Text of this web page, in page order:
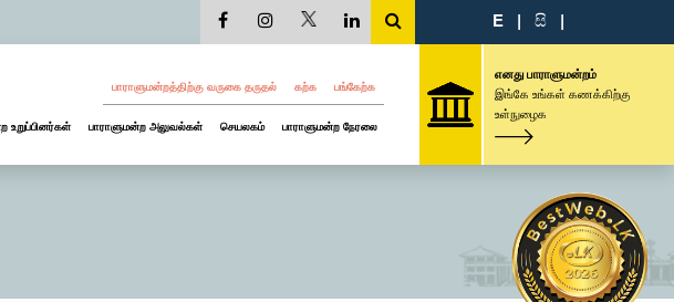
E | සි |
பாராளுமன்றத்திற்கு வருகை தருதல் கற்க பங்கேற்க
உறுப்பினர்கள் பாராளுமன்ற அலுவல்கள் செயலகம் பாராளுமன்ற நேரலை
எனது பாராளுமன்றம்
இங்கே உங்கள் கணக்கிற்கு
உள்நுழைக